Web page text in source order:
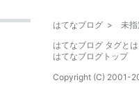
はてなブログ > 未指
はてなブログ タグとは
はてなブログトップ
Copyright (C) 2001-